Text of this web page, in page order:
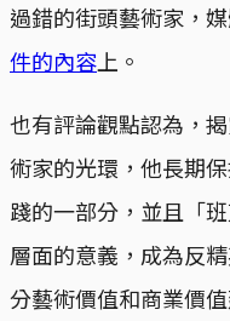
過錯的街頭藝術家，
件的內容上。
也有評論觀點認為，
術家的光環，他長期
踐的一部分，並且「
層面的意義，成為反
分藝術價值和商業價